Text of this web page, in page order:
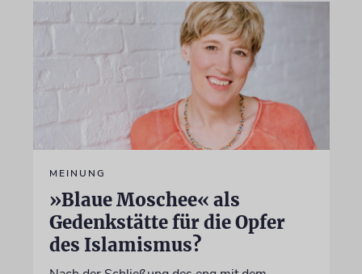
MEINUNG
»Blaue Moschee« als
Gedenkstätte für die Opfer
des Islamismus?